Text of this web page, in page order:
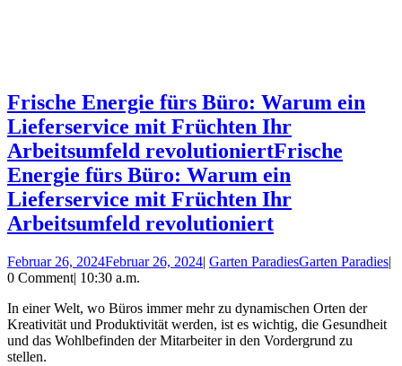
Frische Energie fürs Büro: Warum ein
Lieferservice mit Früchten Ihr
Arbeitsumfeld revolutioniertFrische
Energie fürs Büro: Warum ein
Lieferservice mit Früchten Ihr
Arbeitsumfeld revolutioniert
Februar 26, 2024Februar 26, 2024| Garten ParadiesGarten Paradies|
0 Comment| 10:30 a.m.
In einer Welt, wo Büros immer mehr zu dynamischen Orten der
Kreativität und Produktivität werden, ist es wichtig, die Gesundheit
und das Wohlbefinden der Mitarbeiter in den Vordergrund zu
stellen.